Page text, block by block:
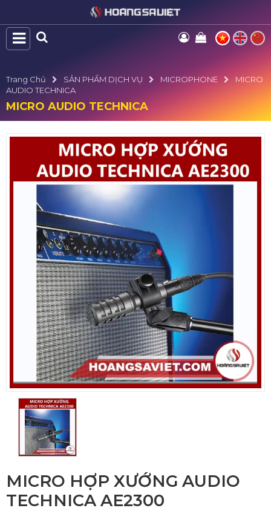
Trang Chủ SẢN PHẨM DỊCH VỤ MICROPHONE
MICRO
AUDIO TECHNICA
MICRO AUDIO TECHNICA
MICRO HỢP XƯỚNG AUDIO
TECHNICA AE2300